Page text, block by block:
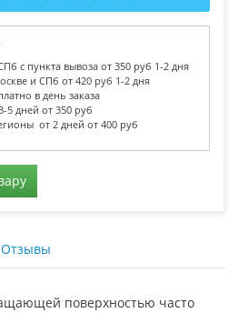
с пункта вывоза от 350 руб 1-2 дня
и СПб от 420 руб 1-2 дня
в день заказа
5 дней от 350 руб
от 2 дней от 400 руб
Отзывы
поверхностью часто